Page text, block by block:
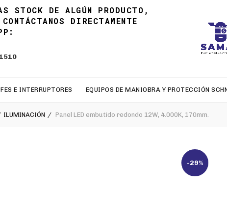
STOCK DE ALGÚN PRODUCTO,
DIRECTAMENTE
E INTERRUPTORES EQUIPOS DE MANIOBRA Y PROTECCIÓN
ILUMINACIÓN Panel LED embutido redondo 12W, 4.000K, 170mm.
-29%